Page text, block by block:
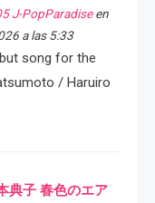
J-PopParadiseen
a las 5:33
song for the
/ Haruiro
典子 春色のエア